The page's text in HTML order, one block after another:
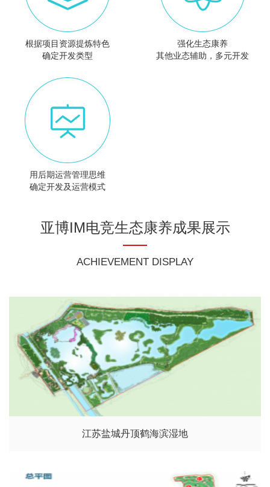
根据项目资源提炼特色
确定开发类型
强化生态康养
其他业态辅助，多元开发
用后期运营管理思维
确定开发及运营模式
亚博IM电竞生态康养成果展示
ACHIEVEMENT DISPLAY
江苏盐城丹顶鹤海滨湿地